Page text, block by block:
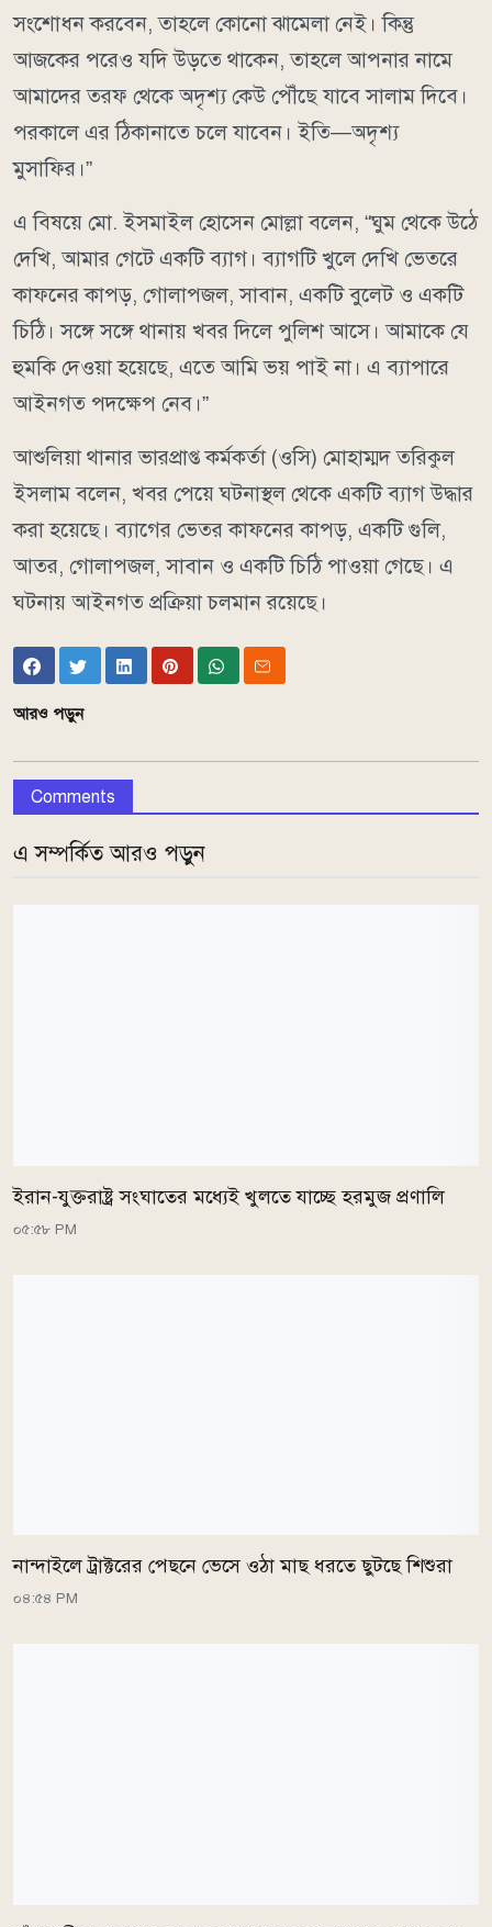
সংশোধন করবেন, তাহলে কোনো ঝামেলা নেই। কিন্তু
আজকের পরেও যদি উড়তে থাকেন, তাহলে আপনার নামে
আমাদের তরফ থেকে অদৃশ্য কেউ পৌঁছে যাবে সালাম দিবে।
পরকালে এর ঠিকানাতে চলে যাবেন। ইতি—অদৃশ্য
মুসাফির।”
এ বিষয়ে মো. ইসমাইল হোসেন মোল্লা বলেন, “ঘুম থেকে উঠে
দেখি, আমার গেটে একটি ব্যাগ। ব্যাগটি খুলে দেখি ভেতরে
কাফনের কাপড়, গোলাপজল, সাবান, একটি বুলেট ও একটি
চিঠি। সঙ্গে সঙ্গে থানায় খবর দিলে পুলিশ আসে। আমাকে যে
হুমকি দেওয়া হয়েছে, এতে আমি ভয় পাই না। এ ব্যাপারে
আইনগত পদক্ষেপ নেব।”
আশুলিয়া থানার ভারপ্রাপ্ত কর্মকর্তা (ওসি) মোহাম্মদ তরিকুল
ইসলাম বলেন, খবর পেয়ে ঘটনাস্থল থেকে একটি ব্যাগ উদ্ধার
করা হয়েছে। ব্যাগের ভেতর কাফনের কাপড়, একটি গুলি,
আতর, গোলাপজল, সাবান ও একটি চিঠি পাওয়া গেছে। এ
ঘটনায় আইনগত প্রক্রিয়া চলমান রয়েছে।
আরও পড়ুন
Comments
এ সম্পর্কিত আরও পড়ুন
ইরান-যুক্তরাষ্ট্র সংঘাতের মধ্যেই খুলতে যাচ্ছে হরমুজ প্রণালি
০৫:৫৮ PM
নান্দাইলে ট্রাক্টরের পেছনে ভেসে ওঠা মাছ ধরতে ছুটছে শিশুরা
০৪:৫৪ PM